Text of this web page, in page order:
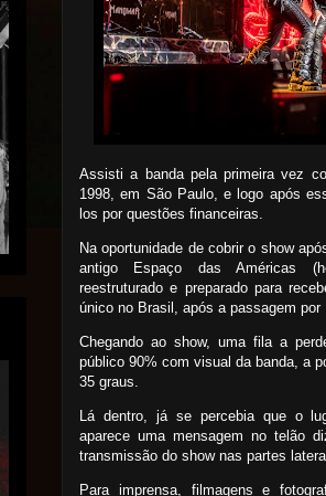
Assisti a banda pela primeira vez
1998, em São Paulo, e logo após
los por questões financeiras.
Na oportunidade de cobrir o show
antigo Espaço das Américas
reestruturado e preparado para
único no Brasil, após a passagem por
Chegando ao show, uma fila a
público 90% com visual da banda, a
35 graus.
Lá dentro, já se percebia que o
aparece uma mensagem no telão
transmissão do show nas partes
Para imprensa, filmagens e